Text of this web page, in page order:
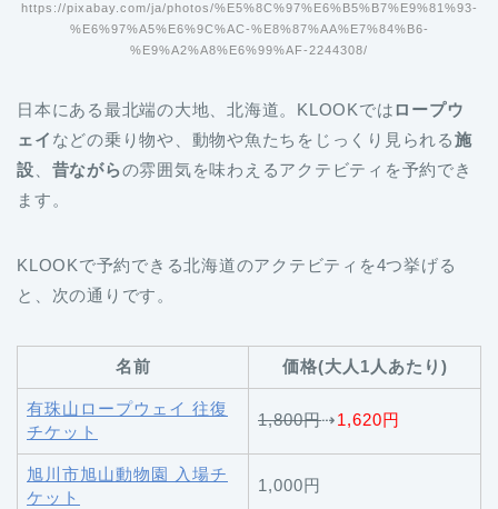
https://pixabay.com/ja/photos/%E5%8C%97%E6%B5%B7%E9%81%93-
%E6%97%A5%E6%9C%AC-%E8%87%AA%E7%84%B6-
%E9%A2%A8%E6%99%AF-2244308/
日本にある最北端の大地、北海道。KLOOKでは ロープウ
ェイ などの乗り物や、動物や魚たちをじっくり見られる施
設
昔ながらの雰囲気を味わえるアクテビティを予約でき
ます。
KLOOKで予約できる北海道のアクテビティを4つ挙げる
と、次の通りです。
名前 価格(大人1人あたり)
有珠山ロープウェイ 往復
チケット
1,800円⇢1,620円
旭川市旭山動物園 入場チ
ケット
1,000円